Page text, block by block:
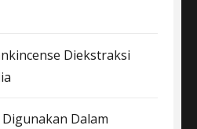
Diekstraksi
Dalam